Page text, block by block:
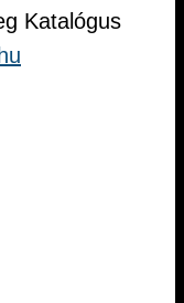
Katalógus